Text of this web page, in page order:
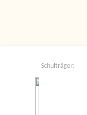
Schulträger: